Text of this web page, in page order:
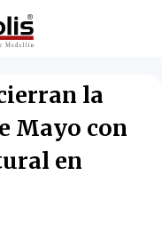
la
Mayo con
en